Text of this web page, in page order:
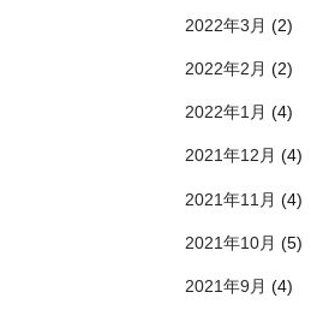
2022年3月 (2)
2022年2月 (2)
2022年1月 (4)
2021年12月 (4)
2021年11月 (4)
2021年10月 (5)
2021年9月 (4)